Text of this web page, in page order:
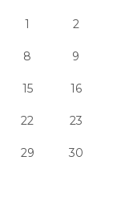
1 2
8 9
15 16
22 23
29 30